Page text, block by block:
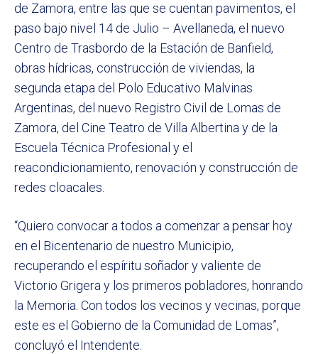
de Zamora, entre las que se cuentan pavimentos, el
paso bajo nivel 14 de Julio – Avellaneda, el nuevo
Centro de Trasbordo de la Estación de Banfield,
obras hídricas, construcción de viviendas, la
segunda etapa del Polo Educativo Malvinas
Argentinas, del nuevo Registro Civil de Lomas de
Zamora, del Cine Teatro de Villa Albertina y de la
Escuela Técnica Profesional y el
reacondicionamiento, renovación y construcción de
redes cloacales.
“Quiero convocar a todos a comenzar a pensar hoy
en el Bicentenario de nuestro Municipio,
recuperando el espíritu soñador y valiente de
Victorio Grigera y los primeros pobladores, honrando
la Memoria. Con todos los vecinos y vecinas, porque
este es el Gobierno de la Comunidad de Lomas”,
concluyó el Intendente.